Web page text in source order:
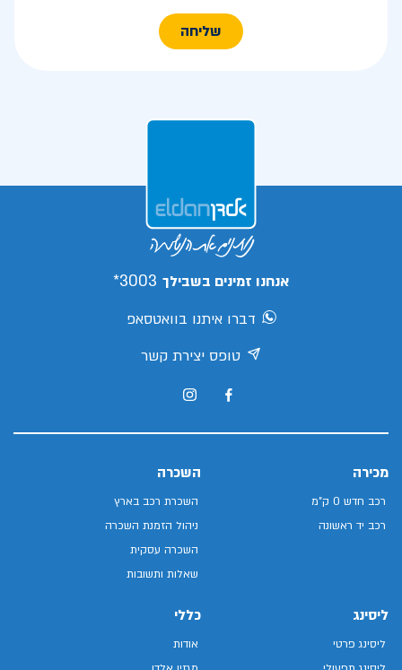
שליחה
אנחנו זמינים בשבילך 3003*
דברו איתנו בוואטסאפ
טופס יצירת קשר
מכירה
רכב חדש 0 ק"מ
רכב יד ראשונה
השכרה
השכרת רכב בארץ
ניהול הזמנת השכרה
השכרה עסקית
שאלות ותשובות
ליסינג
ליסינג פרטי
כללי
אודות